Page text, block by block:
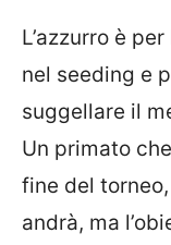
L’azzurro è
nel seeding e
suggellare il
Un primato
fine del
andrà, ma